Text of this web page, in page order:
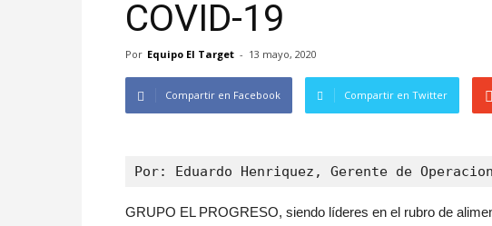
COVID-19
Por Equipo El Target - 13 mayo, 2020
Compartir en Facebook Compartir en Twitter
Por: Eduardo Henriquez, Gerente de
GRUPO EL PROGRESO, siendo líderes en el rubro de